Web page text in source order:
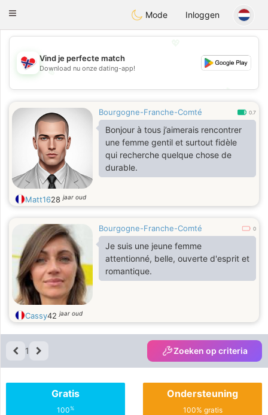
EkteNordmenn
Toggle
Mode Inloggen
💖
💕
Vind je perfecte match
Download nu onze dating-app!
Bourgogne-Franche-Comté 0.7
Bonjour à tous j’aimerais rencontrer
une femme gentil et surtout fidèle
qui recherche quelque chose de
durable.
Matt1628jaar oud
Bourgogne-Franche-Comté 0
Je suis une jeune femme
attentionné, belle, ouverte d'esprit et
romantique.
Cassy42jaar oud
1 Zoeken op criteria
Gratis
100%
Ondersteuning
100% gratis